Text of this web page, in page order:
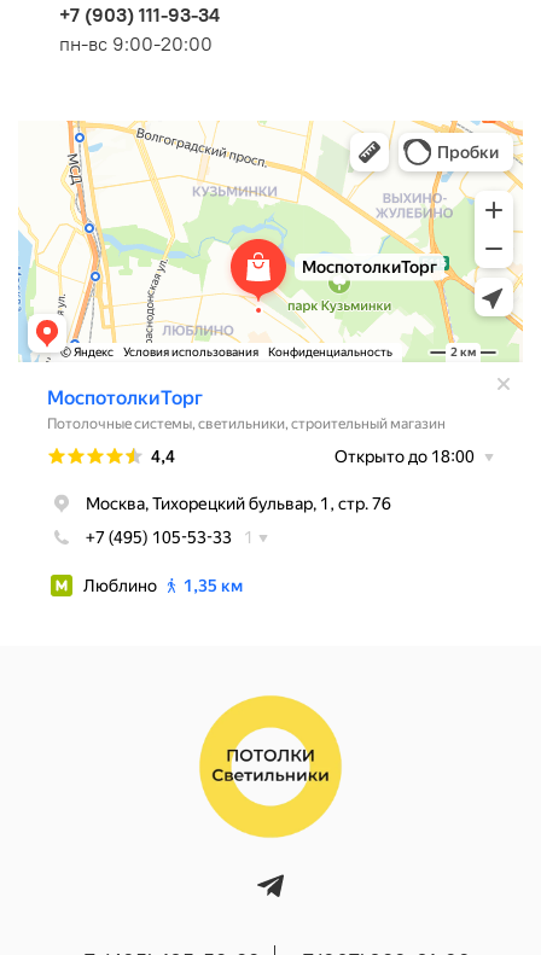
+7 (903) 111-93-34
пн-вс 9:00-20:00